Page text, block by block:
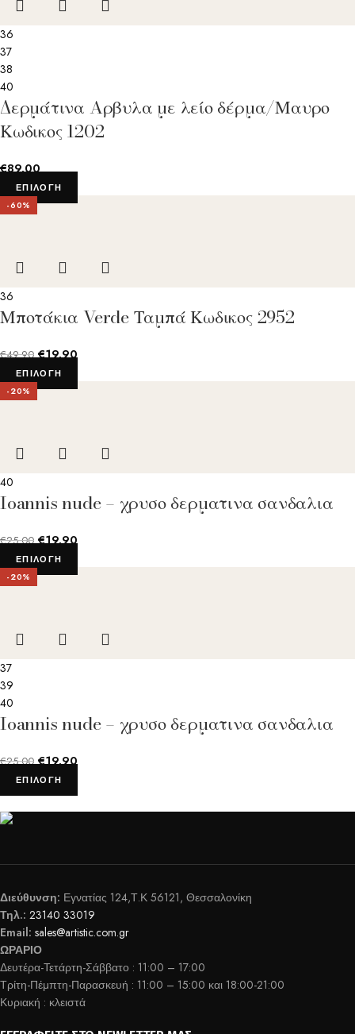
36
37
38
40
Δερμάτινα Aρβυλα με λείο δέρμα/Μαυρο
Κωδικος 1202
€89.00
ΕΠΙΛΟΓΉ
-60%
36
Μποτάκια Verde Ταμπά Κωδικος 2952
€49.90 €19.90
ΕΠΙΛΟΓΉ
-20%
40
Ioannis nude – χρυσο δερματινα σανδαλια
€25.00 €19.90
ΕΠΙΛΟΓΉ
-20%
37
39
40
Ioannis nude – χρυσο δερματινα σανδαλια
€25.00 €19.90
ΕΠΙΛΟΓΉ
Διεύθυνση: Εγνατίας 124,Τ.Κ 56121, Θεσσαλονίκη
Τηλ.: 23140 33019
Email: sales@artistic.com.gr
ΩΡΑΡΙΟ
Δευτέρα-Τετάρτη-Σάββατο : 11:00 – 17:00
Τρίτη-Πέμπτη-Παρασκευή : 11:00 – 15:00 και 18:00-21:00
Κυριακή : κλειστά